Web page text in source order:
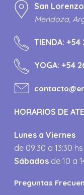
San
Mendoza,
TIENDA:+54
YOGA:+54
HORARIOS DE
Lunes a Viernes
de 09:30 a 13:30
Sábados de 10 a
Preguntas